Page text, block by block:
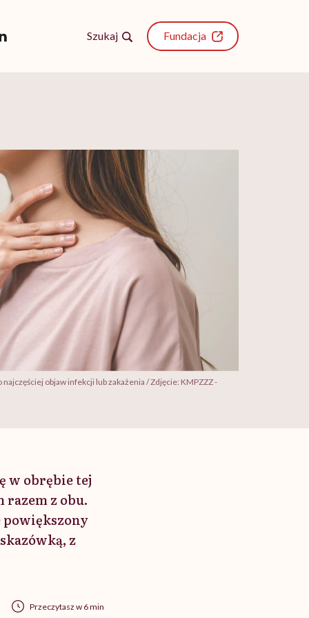
Szukaj Fundacja
objaw infekcji lub zakażenia / Zdjęcie: KMPZZZ -
w obrębie tej
z obu.
powiększony
z
Przeczytasz w 6 min